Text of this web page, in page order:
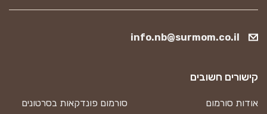
info.nb@surmom.co.il
קישורים חשובים
אודות סורמום
סורמום פונדקאות בסרטונים